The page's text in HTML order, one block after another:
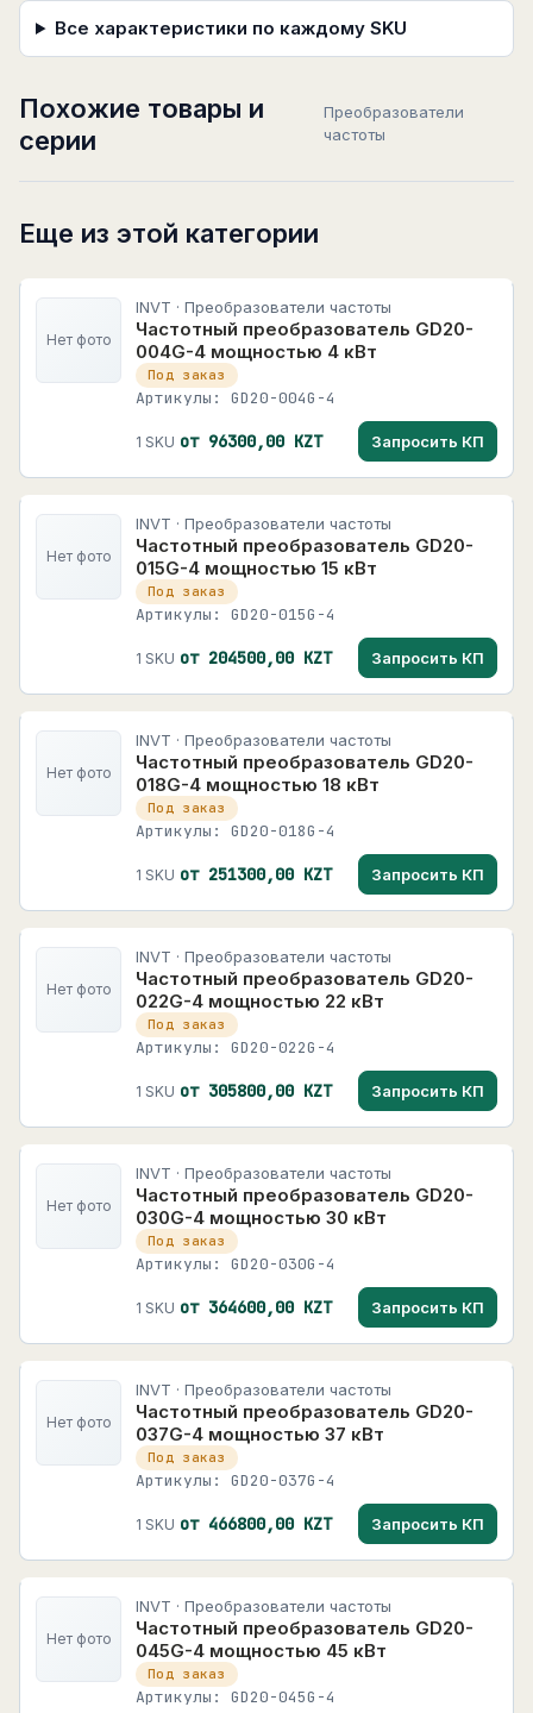
Все характеристики по каждому SKU
Похожие товары и
серии
Преобразователи
частоты
Еще из этой категории
Нет фото
INVT · Преобразователи частоты
Частотный преобразователь GD20-
004G-4 мощностью 4 кВт
Под заказ
Артикулы: GD20-004G-4
1 SKU от 96300,00 KZT Запросить КП
Нет фото
INVT · Преобразователи частоты
Частотный преобразователь GD20-
015G-4 мощностью 15 кВт
Под заказ
Артикулы: GD20-015G-4
1 SKU от 204500,00 KZT Запросить КП
Нет фото
INVT · Преобразователи частоты
Частотный преобразователь GD20-
018G-4 мощностью 18 кВт
Под заказ
Артикулы: GD20-018G-4
1 SKU от 251300,00 KZT Запросить КП
Нет фото
INVT · Преобразователи частоты
Частотный преобразователь GD20-
022G-4 мощностью 22 кВт
Под заказ
Артикулы: GD20-022G-4
1 SKU от 305800,00 KZT Запросить КП
Нет фото
INVT · Преобразователи частоты
Частотный преобразователь GD20-
030G-4 мощностью 30 кВт
Под заказ
Артикулы: GD20-030G-4
1 SKU от 364600,00 KZT Запросить КП
Нет фото
INVT · Преобразователи частоты
Частотный преобразователь GD20-
037G-4 мощностью 37 кВт
Под заказ
Артикулы: GD20-037G-4
1 SKU от 466800,00 KZT Запросить КП
Нет фото
INVT · Преобразователи частоты
Частотный преобразователь GD20-
045G-4 мощностью 45 кВт
Под заказ
Артикулы: GD20-045G-4